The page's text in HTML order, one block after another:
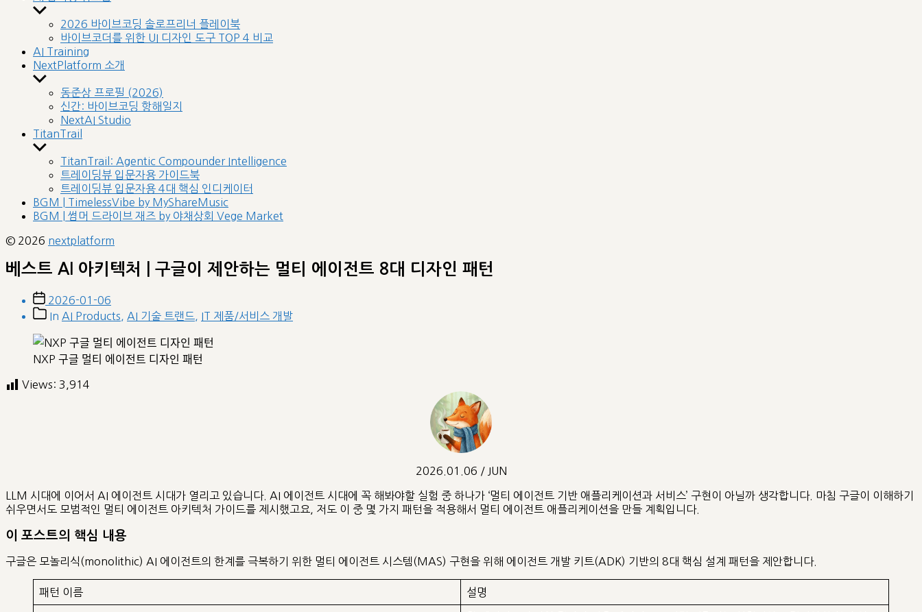
Show
sub
menu
2026 바이브코딩 솔로프리너 플레이북
바이브코더를 위한 UI 디자인 도구 TOP 4 비교
AI Training
NextPlatform 소개
Show
sub
menu
동준상 프로필 (2026)
신간: 바이브코딩 항해일지
NextAI Studio
TitanTrail
Show
sub
menu
TitanTrail: Agentic Compounder Intelligence
트레이딩뷰 입문자용 가이드북
트레이딩뷰 입문자용 4대 핵심 인디케이터
BGM | TimelessVibe by MyShareMusic
BGM | 썸머 드라이브 재즈 by 야채상회 Vege Market
© 2026 nextplatform
베스트 AI 아키텍처 | 구글이 제안하는 멀티 에이전트 8대 디자인 패턴
Post
date
2026-01-06
PostIn AI Products AI 기술 트랜드 IT 제품/서비스 개발
NXP 구글 멀티 에이전트 디자인 패턴
Views: 3,914
2026.01.06 / JUN
LLM 시대에 이어서 AI 에이전트 시대가 열리고 있습니다. AI 에이전트 시대에 꼭 해봐야할 실험 중 하나가 ‘멀티 에이전트 기반 애플리케이션과 서비스’ 구현이 아닐까 생각합니다. 마침 구글이 이해하기
쉬우면서도 모범적인 멀티 에이전트 아키텍처 가이드를 제시했고요, 저도 이 중 몇 가지 패턴을 적용해서 멀티 에이전트 애플리케이션을 만들 계획입니다.
이 포스트의 핵심 내용
구글은 모놀리식(monolithic) AI 에이전트의 한계를 극복하기 위한 멀티 에이전트 시스템(MAS) 구현을 위해 에이전트 개발 키트(ADK) 기반의 8대 핵심 설계 패턴을 제안합니다.
패턴 이름 설명